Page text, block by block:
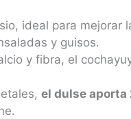
ideal para mejorar
y guisos​.
y fibra, el
el dulse aporta